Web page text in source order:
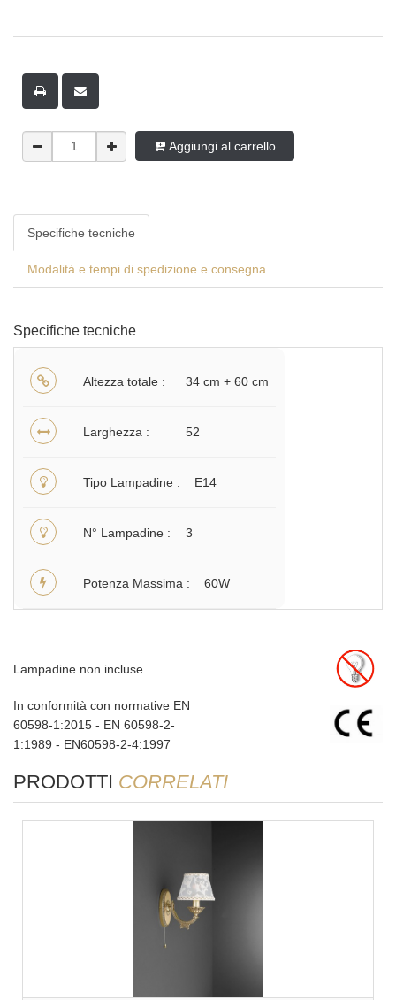
Aggiungi al carrello
Specifiche tecniche
Modalità e tempi di spedizione e consegna
Specifiche tecniche
Altezza totale 34 cm + 60 cm
Larghezza 52
Tipo Lampadine E14
N° Lampadine 3
Potenza Massima 60W
Lampadine non incluse
In conformità con normative EN
60598-1:2015 - EN 60598-2-
1:1989 - EN60598-2-4:1997
PRODOTTI CORRELATI